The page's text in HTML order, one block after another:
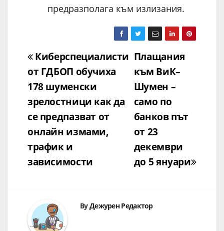
предразполага към излизания.
Навигация
Плащания
към ВиК–
Шумен –
само по
банков път
от 23
декември
до 5 януари
Киберспециалисти
от ГДБОП обучиха
178 шуменски
зрелостници как да
се предпазват от
онлайн измами,
трафик и
зависимости
ByДежурен Редактор